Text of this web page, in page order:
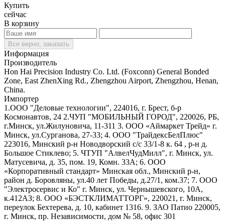
Купить
сейчас
В корзину
Все верно, заказать
Информация
Производитель
Hon Hai Precision Industry Co. Ltd. (Foxconn) General Bonded
Zone, East ZhenXing Rd., Zhengzhou Airport, Zhengzhou, Henan,
China.
Импортер
1.ООО "Деловые технологии", 224016, г. Брест, б-р
Космонавтов, 24 2.ЧУП "МОБИЛЬНЫЙ ГОРОД", 220026, РБ,
г.Минск, ул.Жилуновича, 11-311 3. ООО «Аймаркет Трейд» г.
Минск, ул.Сурганова, 27-33; 4. ООО "ТрайдексБелПлюс"
223016, Минский р-н Новодворский с/с 33/1-8 к. 64 , р-н д.
Большое Стиклево; 5. ЧТУП "АлвелЧудМилл", г. Минск, ул.
Матусевича, д. 35, пом. 19, Комн. 33А; 6. ООО
«Корпоративный стандарт» Минская обл., Минский р-н,
район д. Боровляны, ул.40 лет Победы, д.27/1, ком.37; 7. ООО
"Электросервис и Ко" г. Минск, ул. Чернышевского, 10А,
к.412АЗ; 8. ООО «БЭСТКЛИМАТТОРГ», 220021, г. Минск,
переулок Бехтерева, д. 10, кабинет 1316. 9. ЗАО Патио 220005,
г. Минск, пр. Независимости, дом № 58, офис 301